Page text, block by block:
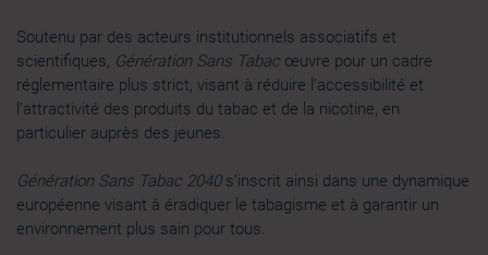
Soutenu par des acteurs institutionnels associatifs et
scientifiques, Génération Sans Tabac œuvre pour un cadre
réglementaire plus strict, visant à réduire l’accessibilité et
l’attractivité des produits du tabac et de la nicotine, en
particulier auprès des jeunes.
Génération Sans Tabac 2040s’inscrit ainsi dans une dynamique
européenne visant à éradiquer le tabagisme et à garantir un
environnement plus sain pour tous.